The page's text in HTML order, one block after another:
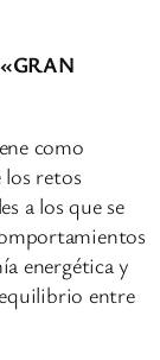
como
los retos
a los que se
energética y
entre